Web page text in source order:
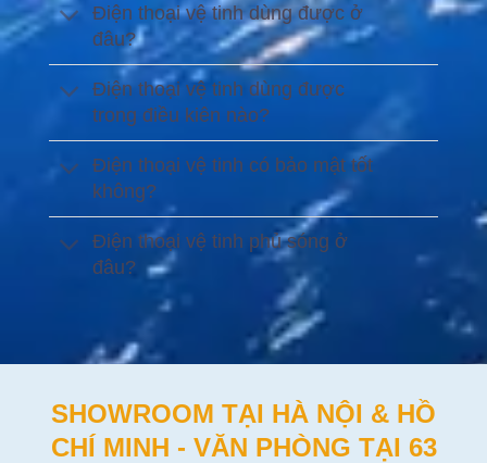
Điện thoại vệ tinh dùng được ở
đâu?
Điện thoại vệ tinh dùng được
trong điều kiên nào?
Điện thoại vệ tinh có bảo mật tốt
không?
Điện thoại vệ tinh phủ sóng ở
đâu?
SHOWROOM TẠI HÀ NỘI & HỒ
CHÍ MINH - VĂN PHÒNG TẠI 63